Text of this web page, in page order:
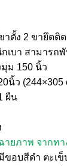
ตั้ง 2 ขายึดติ
เบา สามารถ
ม 150 นิ้ว
นิ้ว (244×305
ผืน
ายภาพ จากท
ขอบสีดำ ตะเข็